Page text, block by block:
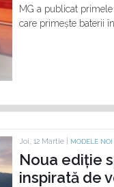
MG a publicat
care primește baterii
Joi, 12 Martie | MODELE NOI
Noua ediție
inspirată de